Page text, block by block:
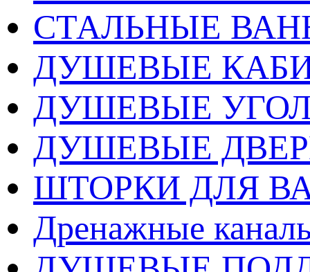
СТАЛЬНЫЕ
ДУШЕВЫЕ
ДУШЕВЫЕ
ДУШЕВЫЕ
ШТОРКИ ДЛЯ
Дренажные